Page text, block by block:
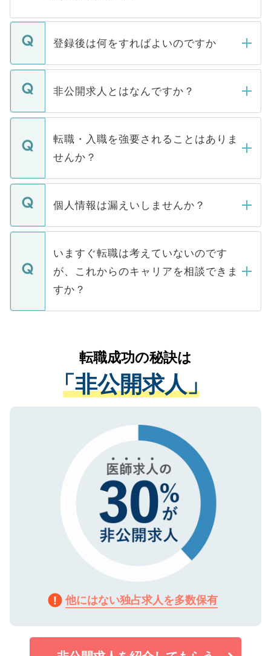
登録後は何をすればよいのですか
ご登録いただきましたら、弊社担当者がご
登録内容を確認し、その後メールもしくは
ます。通常、5営業日以内にはご連絡をせて
いただきますので、しばらくお待ちくださ
非公開求人とはなんですか？
マイナビDOCTORで取り扱っている求人の
うち約3割は、Webサイトからご覧いただ
けない「非公開求人」です。非公開求人は
下記の理由によって、一般には公開してい
ません。
■応募殺到を避けるため 人気のある医療機
関を公にしてしまうと、応募が殺到する場
に、医療機関が求める条件に合った人材の
みを人材紹介会社に依頼するケースが増え
ています。
転職・入職を強要されることはありま
せんか？
転職・入職を強要することは一切ありませ
ん。また、仮に応募先から内定をいただい
定を承諾する必要はありません。内定先へ
の辞退の連絡はキャリアパートナーが行い
個人情報は漏えいしませんか？
個人情報が漏えいすることはありませんの
で、ご安心ください。当サイトからの登録
などで収集したご登録者様の個人情報は、
ご本人のキャリアアップおよび転職活動の
支援を目的に使用いたします。お預かりし
ているすべての個人データはご本人の許可
は、個人情報の取り扱いについての厳密な
管理基準を満たした事業者のみに付与され
る、プライバシーマークを取得済みです。
で、機密保持に関してもご安心ください。
いますぐ転職は考えていないのです
が、これからのキャリアを相談できま
すか？
かがいして、現在の医療機関の状況や紹介
経験をまじえながら、適切なアドバイスを
させていただきます。すぐにご転職をされ
ない方には、長期的なサポートが可能です
ので、まずはご登録ください。
転職成功の秘訣は
「非公開求人」
他にはない独占求人を多数保有